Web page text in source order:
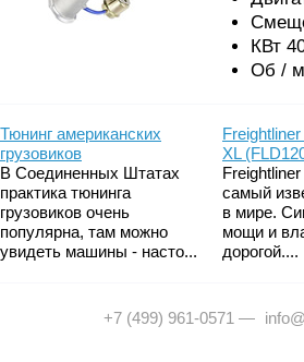
КВт
Об /
Тюнинг американских
грузовиков
В Соединенных Штатах
практика тюнинга
грузовиков очень
популярна, там можно
увидеть машины - насто...
XL
самый
в мире.
мощи и
дорогой....
+7 (499) 961-0571 —